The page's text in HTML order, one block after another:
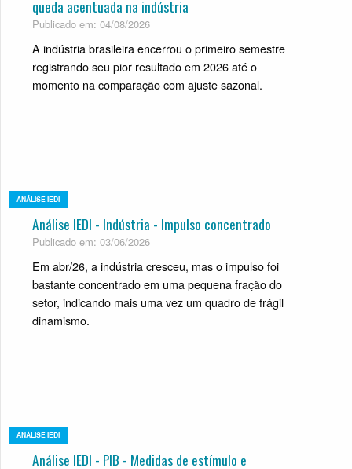
queda acentuada na indústria
Publicado em: 04/08/2026
A indústria brasileira encerrou o primeiro semestre
registrando seu pior resultado em 2026 até o
momento na comparação com ajuste sazonal.
ANÁLISE IEDI
Análise IEDI - Indústria - Impulso concentrado
Publicado em: 03/06/2026
Em abr/26, a indústria cresceu, mas o impulso foi
bastante concentrado em uma pequena fração do
setor, indicando mais uma vez um quadro de frágil
dinamismo.
ANÁLISE IEDI
Análise IEDI - PIB - Medidas de estímulo e